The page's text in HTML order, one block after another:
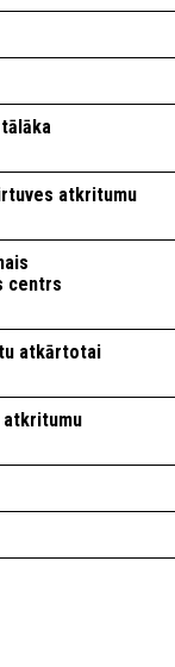
atkritumu
centrs
atkārtotai
atkritumu